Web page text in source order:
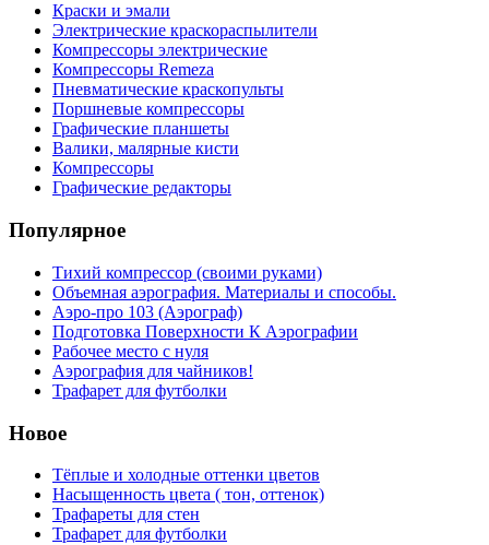
Краски и эмали
Электрические краскораспылители
Компрессоры электрические
Компрессоры Remeza
Пневматические краскопульты
Поршневые компрессоры
Графические планшеты
Валики, малярные кисти
Компрессоры
Графические редакторы
Популярное
Тихий компрессор (своими руками)
Объемная аэрография. Материалы и способы.
Аэро-про 103 (Аэрограф)
Подготовка Поверхности К Аэрографии
Рабочее место с нуля
Аэрография для чайников!
Трафарет для футболки
Новое
Тёплые и холодные оттенки цветов
Насыщенность цвета ( тон, оттенок)
Трафареты для стен
Трафарет для футболки